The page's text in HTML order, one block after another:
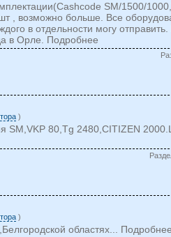
SM/1500/
, возможно больше. Все
в отдельности могу
в Орле. Подробнее
)
SM,VKP 80,Tg 2480,CITIZEN
)
областях... Подробнее